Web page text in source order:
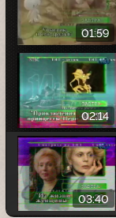
01:59
02:14
03:40